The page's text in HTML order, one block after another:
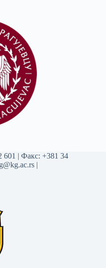
601 | Факс: +381 34
|